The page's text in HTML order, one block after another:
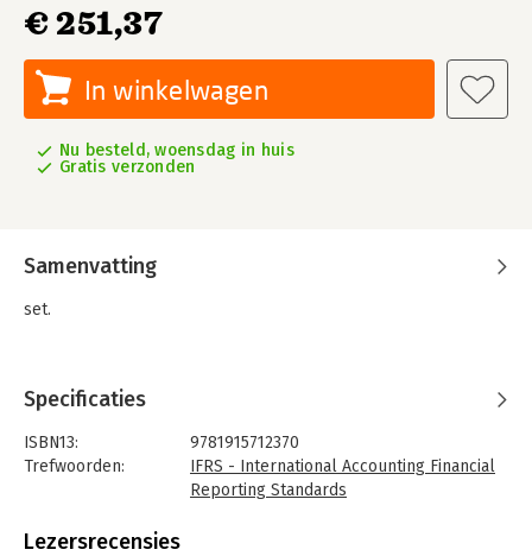
€ 251,37
In winkelwagen
Nu besteld, woensdag in huis
Gratis verzonden
Samenvatting
set.
Specificaties
ISBN13:
9781915712370
Trefwoorden:
IFRS - International Accounting Financial
Reporting Standards
Bindwijze:
Lezersrecensies